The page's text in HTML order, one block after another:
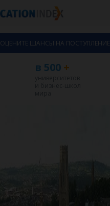
ОЦЕНИТЕ ШАНСЫ НА ПОСТУПЛЕНИЕ
в 500 +